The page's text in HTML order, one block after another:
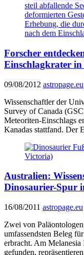
Forscher
Einschlagkrater
09/08/2012 astropage.eu
Wissenschaftler der
Survey of Canada
Meteoriten-Einschlags
Kanadas stattfand. Der
Australien:
Dinosaurier-Spur
16/08/2011 astropage.eu
Zwei von
umfassendsten Beleg
erbracht. Am
gefunden,